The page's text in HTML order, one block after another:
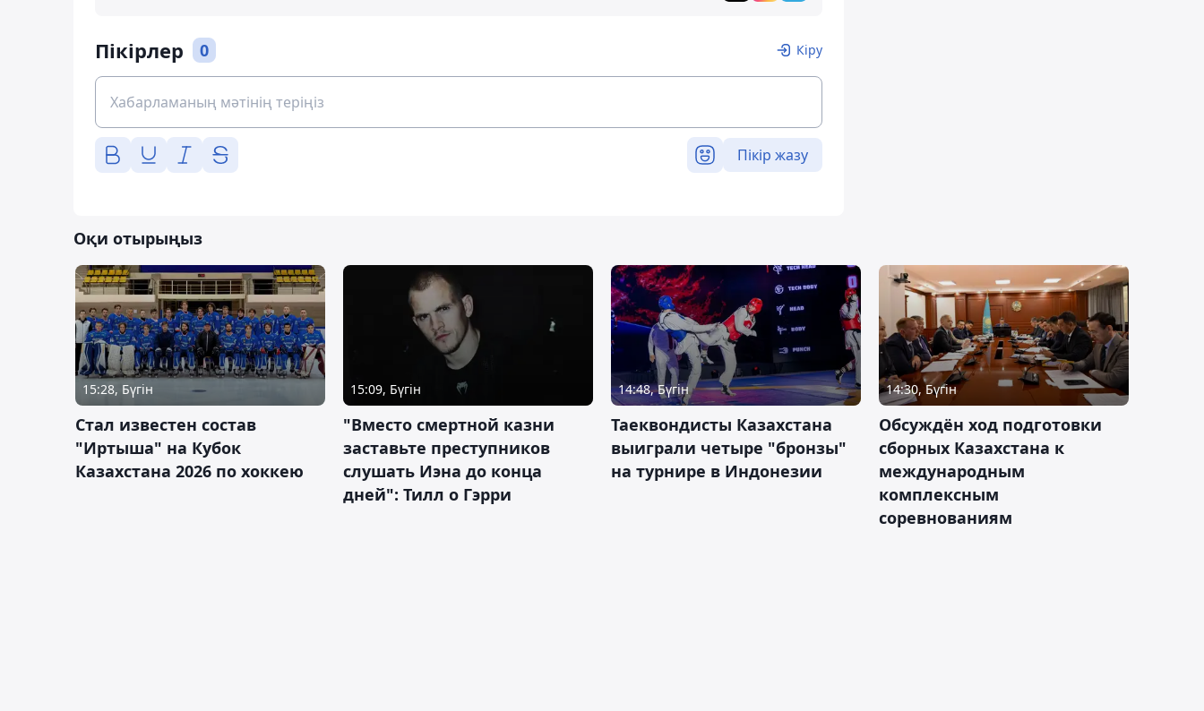
Пікірлер 0 Кіру
Пікір жазу
Оқи отырыңыз
15:28, Бүгін
Стал известен состав
"Иртыша" на Кубок
Казахстана 2026 по хоккею
15:09, Бүгін
"Вместо смертной казни
заставьте преступников
слушать Иэна до конца
дней": Тилл о Гэрри
14:48, Бүгін
Таеквондисты Казахстана
выиграли четыре "бронзы"
на турнире в Индонезии
14:30, Бүгін
Обсуждён ход подготовки
сборных Казахстана к
международным
комплексным
соревнованиям